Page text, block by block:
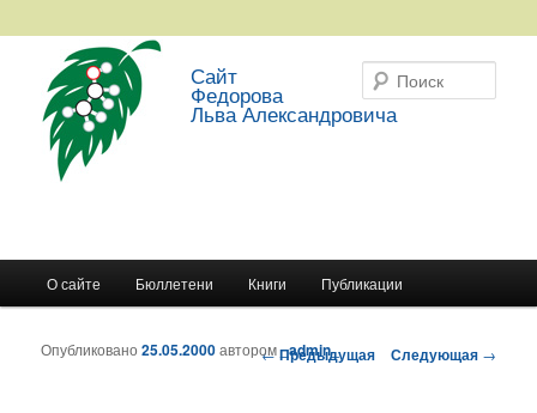
Сайт
Федорова
Льва Александровича
Перейти к основному содержимому
Перейти к дополнительному содержимому
О сайте Бюллетени Книги Публикации
Навигация по записям
←Предыдущая Следующая →
Опубликовано25.05.2000автором_admin_